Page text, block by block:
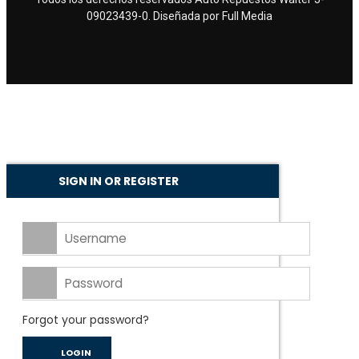
09023439-0. Diseñada por Full Media
SIGN IN OR REGISTER
Forgot your password?